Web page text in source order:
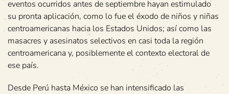
eventos ocurridos antes de septiembre hayan estimulado
su pronta aplicación, como lo fue el éxodo de niños y niñas
centroamericanas hacia los Estados Unidos; así como las
masacres y asesinatos selectivos en casi toda la región
centroamericana y, posiblemente el contexto electoral de
ese país.
Desde Perú hasta México se han intensificado las